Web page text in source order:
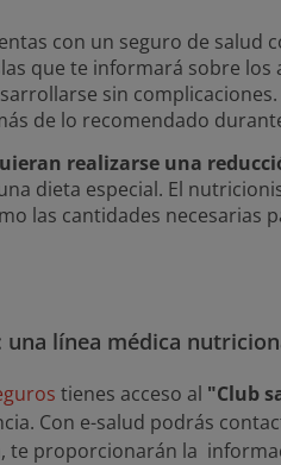
con un seguro de salud
que te informará sobre
sin
de lo recomendado
realizarse una
dieta especial. El
las cantidades necesarias
una línea médica
tienes acceso al "Club
Con e-salud podrás
te proporcionarán la